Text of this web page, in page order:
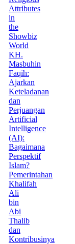
Attributes
in
the
Showbiz
World
KH.
Masbuhin
Faqih:
Ajarkan
Keteladanan
dan
Perjuangan
Artificial
Intelligence
(AI):
Bagaimana
Perspektif
Islam?
Pemerintahan
Khalifah
Ali
bin
Abi
Thalib
dan
Kontribusinya